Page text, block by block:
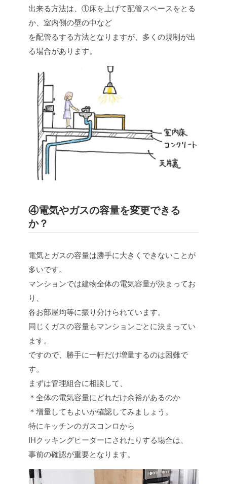
出来る方法は、①床を上げて配管スペースをとる
か、室内側の壁の中など
を配管るする方法となりますが、多くの規制が出
る場合があります。
④電気やガスの容量を変更できる
か？
電気とガスの容量は勝手に大きくできないことが
多いです。
マンションでは建物全体の電気容量が決まってお
り、
各お部屋均等に振り分けられています。
同じくガスの容量もマンションごとに決まってい
ます。
ですので、勝手に一軒だけ増量するのは困難で
す。
まずは管理組合に相談して、
＊全体の電気容量にどれだけ余裕があるのか
＊増量してもよいか確認してみましょう。
特にキッチンのガスコンロから
IHクッキングヒーターにされたりする場合は、
事前の確認が重要となります。